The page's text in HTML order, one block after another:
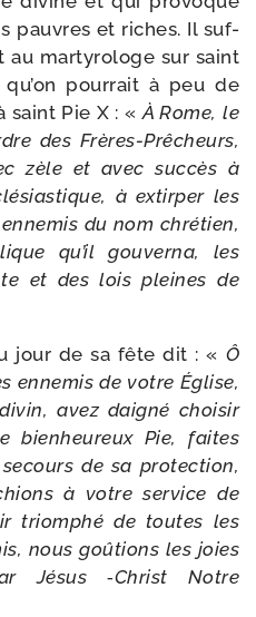
pauvres et riches. Il suf­
mar­ty­ro­loge sur saint
qu’on pour­rait à peu de
saint Pie X : « À Rome, le
des Frères-​Prêcheurs,
zèle et avec suc­cès à
à extir­per les
du nom chré­tien,
qu’il gou­ver­na, les
et des lois pleines de
jour de sa fête dit : « Ô
enne­mis de votre Église,
avez dai­gné choi­sir
bien­heu­reux Pie, faites
de sa pro­tec­tion,
à votre ser­vice de
triom­phé de toutes les
nous goû­tions les joies
Jésus ‑Christ Notre